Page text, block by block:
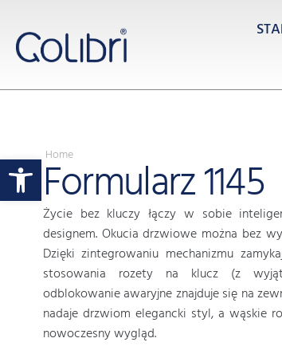
Otwórz pasek narzędzi
Home
Formularz 1145
Życie bez kluczy łączy w sobie
designem. Okucia drzwiowe można bez
Dzięki zintegrowaniu mechanizmu
stosowania rozety na klucz (z
odblokowanie awaryjne znajduje się na
nadaje drzwiom elegancki styl, a wąskie
nowoczesny wygląd.